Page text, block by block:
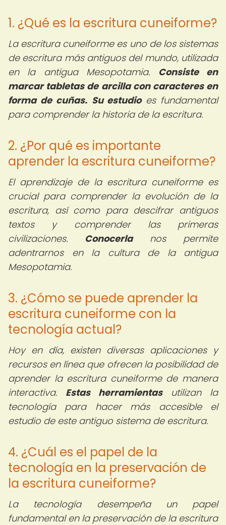
1. ¿Qué es la escritura cuneiforme?
La escritura cuneiforme es uno de los sistemas
de escritura más antiguos del mundo, utilizada
en la antigua Mesopotamia. Consiste en
marcar tabletas de arcilla con caracteres en
forma de cuñas. Su estudioes fundamental
para comprender la historia de la escritura.
2. ¿Por qué es importante
aprender la escritura cuneiforme?
El aprendizaje de la escritura cuneiforme es
crucial para comprender la evolución de la
escritura, así como para descifrar antiguos
textos y comprender las primeras
civilizaciones. Conocerlanos permite
adentrarnos en la cultura de la antigua
Mesopotamia.
3. ¿Cómo se puede aprender la
escritura cuneiforme con la
tecnología actual?
Hoy en día, existen diversas aplicaciones y
recursos en línea que ofrecen la posibilidad de
aprender la escritura cuneiforme de manera
interactiva. Estas herramientasutilizan la
tecnología para hacer más accesible el
estudio de este antiguo sistema de escritura.
4. ¿Cuál es el papel de la
tecnología en la preservación de
la escritura cuneiforme?
La tecnología desempeña un papel
fundamental en la preservación de la escritura